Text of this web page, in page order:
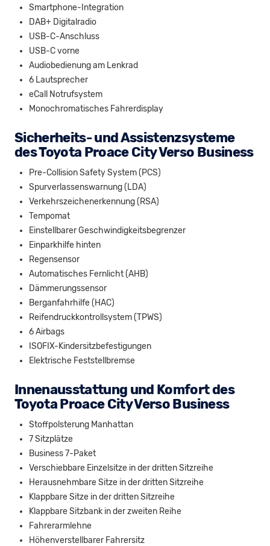
Smartphone-Integration
DAB+ Digitalradio
USB-C-Anschluss
USB-C vorne
Audiobedienung am Lenkrad
6 Lautsprecher
eCall Notrufsystem
Monochromatisches Fahrerdisplay
Sicherheits- und Assistenzsysteme
des Toyota Proace City Verso Business
Pre-Collision Safety System (PCS)
Spurverlassenswarnung (LDA)
Verkehrszeichenerkennung (RSA)
Tempomat
Einstellbarer Geschwindigkeitsbegrenzer
Einparkhilfe hinten
Regensensor
Automatisches Fernlicht (AHB)
Dämmerungssensor
Berganfahrhilfe (HAC)
Reifendruckkontrollsystem (TPWS)
6 Airbags
ISOFIX-Kindersitzbefestigungen
Elektrische Feststellbremse
Innenausstattung und Komfort des
Toyota Proace City Verso Business
Stoffpolsterung Manhattan
7 Sitzplätze
Business 7-Paket
Verschiebbare Einzelsitze in der dritten Sitzreihe
Herausnehmbare Sitze in der dritten Sitzreihe
Klappbare Sitze in der dritten Sitzreihe
Klappbare Sitzbank in der zweiten Reihe
Fahrerarmlehne
Höhenverstellbarer Fahrersitz